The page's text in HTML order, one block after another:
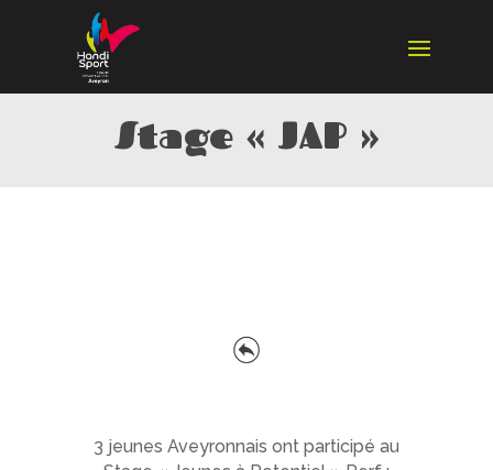
Stage « JAP »
3 jeunes Aveyronnais ont participé au